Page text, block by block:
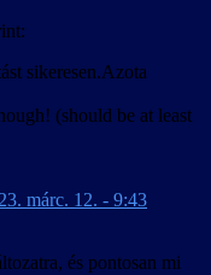
karaktert mozgató
formában nem létező
egy karakter akár
hol vezeték-, hol
helyzeteket
működő magázásban
kommentárokban
szabályok
mivel gyakorlatilag
elfogadott
és az egyedi
miatt esélyt se
javítására.
használt
állományába
aminek piszkálásától
így azok a
sikeresen.Azota
(should be at least
márc. 12. - 9:43
és pontosan mi